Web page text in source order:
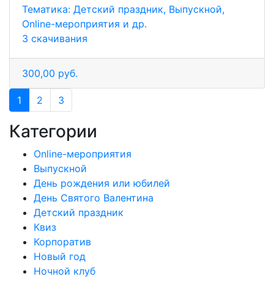
Тематика: Детский праздник, Выпускной,
Online-мероприятия и др.
3 скачивания
300,00 руб.
1 2 3
Категории
Online-мероприятия
Выпускной
День рождения или юбилей
День Святого Валентина
Детский праздник
Квиз
Корпоратив
Новый год
Ночной клуб